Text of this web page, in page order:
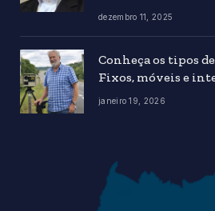
dezembro 11, 2025
Conheça os tipos
Fixos, móveis e
janeiro 19, 2026